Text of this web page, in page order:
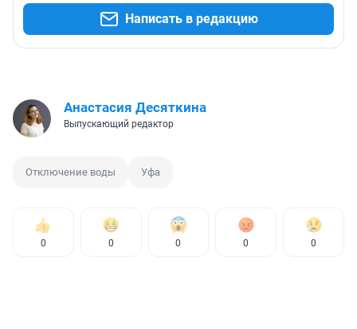
Написать в редакцию
Анастасия Десяткина
Выпускающий редактор
Отключение воды Уфа
0 0 0 0 0